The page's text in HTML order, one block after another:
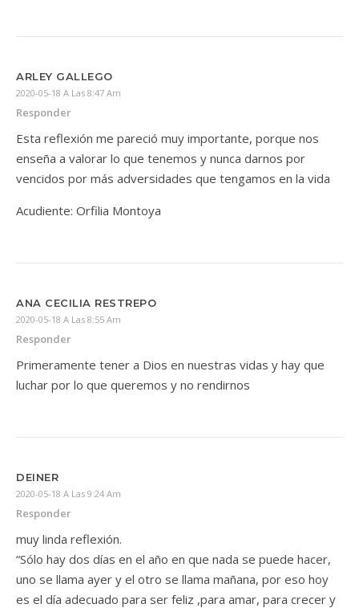
ARLEY GALLEGO
2020-05-18 A Las 8:47 Am
Responder
Esta reflexión me pareció muy importante, porque nos
enseña a valorar lo que tenemos y nunca darnos por
vencidos por más adversidades que tengamos en la vida
Acudiente: Orfilia Montoya
ANA CECILIA RESTREPO
2020-05-18 A Las 8:55 Am
Responder
Primeramente tener a Dios en nuestras vidas y hay que
luchar por lo que queremos y no rendirnos
DEINER
2020-05-18 A Las 9:24 Am
Responder
muy linda reflexión.
“Sólo hay dos días en el año en que nada se puede hacer,
uno se llama ayer y el otro se llama mañana, por eso hoy
es el día adecuado para ser feliz ,para amar, para crecer y